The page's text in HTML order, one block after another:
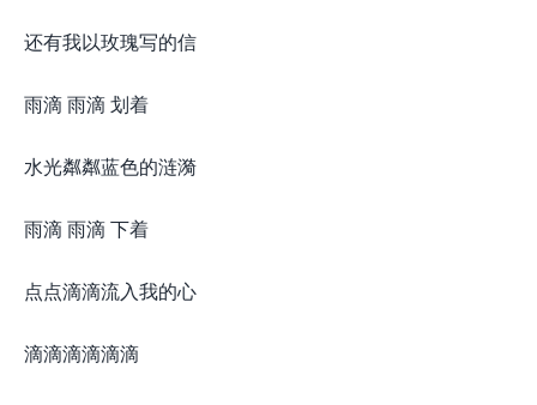
还有我以玫瑰写的信
雨滴 雨滴 划着
水光粼粼蓝色的涟漪
雨滴 雨滴 下着
点点滴滴流入我的心
滴滴滴滴滴滴